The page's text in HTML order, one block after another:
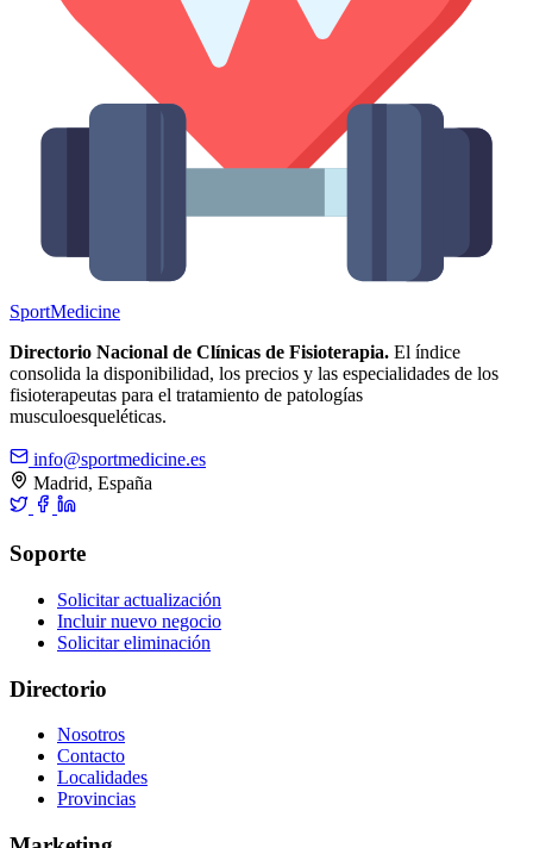
SportMedicine
Directorio Nacional de Clínicas de Fisioterapia. El índice
consolida la disponibilidad, los precios y las especialidades de los
fisioterapeutas para el tratamiento de patologías
musculoesqueléticas.
info@sportmedicine.es
Madrid, España
Soporte
Solicitar actualización
Incluir nuevo negocio
Solicitar eliminación
Directorio
Nosotros
Contacto
Localidades
Provincias